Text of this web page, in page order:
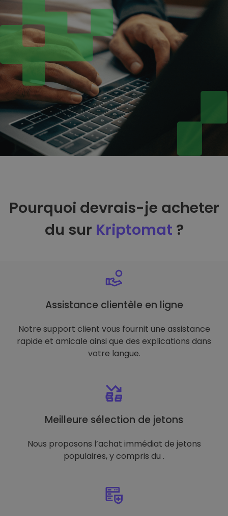
Pourquoi devrais-je acheter
du sur Kriptomat ?
Assistance clientèle en ligne
Notre support client vous fournit une assistance
rapide et amicale ainsi que des explications dans
votre langue.
Meilleure sélection de jetons
Nous proposons l’achat immédiat de jetons
populaires, y compris du .